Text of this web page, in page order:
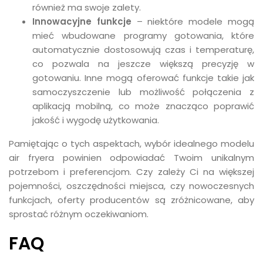
również ma swoje zalety.
Innowacyjne funkcje – niektóre modele mogą
mieć wbudowane programy gotowania, które
automatycznie dostosowują czas i temperaturę,
co pozwala na jeszcze większą precyzję w
gotowaniu. Inne mogą oferować funkcje takie jak
samoczyszczenie lub możliwość połączenia z
aplikacją mobilną, co może znacząco poprawić
jakość i wygodę użytkowania.
Pamiętając o tych aspektach, wybór idealnego modelu
air fryera powinien odpowiadać Twoim unikalnym
potrzebom i preferencjom. Czy zależy Ci na większej
pojemności, oszczędności miejsca, czy nowoczesnych
funkcjach, oferty producentów są zróżnicowane, aby
sprostać różnym oczekiwaniom.
FAQ